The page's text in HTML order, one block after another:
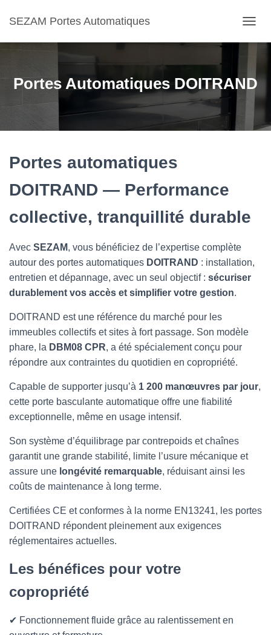
SEZAM Portes Automatiques
U
I
R
A
A
I
Portes Automatiques DOITRAND
Portes automatiques
DOITRAND — Performance
collective, tranquillité durable
Avec SEZAM, vous bénéficiez de l’expertise complète
autour des portes automatiques DOITRAND : installation,
entretien et dépannage, avec un seul objectif : sécuriser
durablement vos accès et simplifier votre gestion.
DOITRAND est une référence du marché pour les
immeubles collectifs et sites à fort passage. Son modèle
phare, la DBM08 CPR, a été spécialement conçu pour
répondre aux contraintes du quotidien en copropriété.
Capable de supporter jusqu’à 1 200 manœuvres par jour,
cette porte basculante automatique offre une fiabilité
exceptionnelle, même en usage intensif.
Son système d’équilibrage par contrepoids et chaînes
garantit une grande stabilité, limite l’usure mécanique et
assure une longévité remarquable, réduisant ainsi les
coûts de maintenance à long terme.
Certifiées CE et conformes à la norme EN13241, les portes
DOITRAND répondent pleinement aux exigences
réglementaires actuelles.
Les bénéfices pour votre
copropriété
✔ Fonctionnement fluide grâce au ralentissement en